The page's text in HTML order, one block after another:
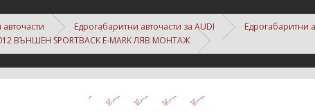
Едрогабаритни авточасти за AUDI
Едрогабаритни
ВЪНШЕН SPORTBACK E-MARK ЛЯВ МОНТАЖ